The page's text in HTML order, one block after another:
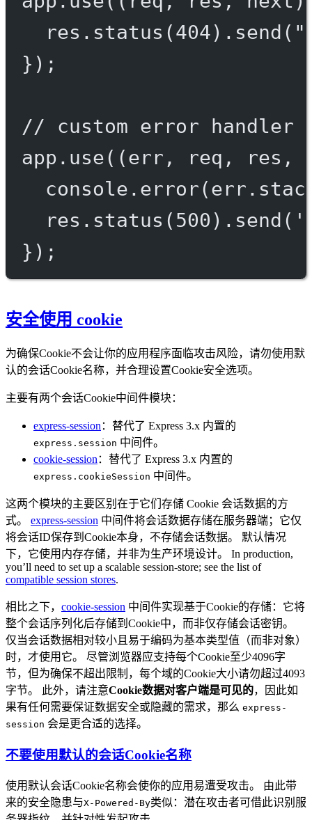
res. status (404). send (
});
// custom error handler
app. use((err , req , res ,
console. error
res. status ( 500 ). send (
});
安全使用 cookie
为确保Cookie不会让你的应用程序面临攻击风险，请勿使用默
认的会话Cookie名称，并合理设置Cookie安全选项。
主要有两个会话Cookie中间件模块：
express-session ：替代了 Express 3.x 内置的
express.session 中间件。
cookie-session ：替代了 Express 3.x 内置的
express.cookieSession 中间件。
这两个模块的主要区别在于它们存储 Cookie 会话数据的方
式。 express-session 中间件将会话数据存储在服务器端；它仅
将会话ID保存到Cookie本身，不存储会话数据。 默认情况
下，它使用内存存储，并非为生产环境设计。 In production,
you’ll need to set up a scalable session-store; see the list of
compatible session stores.
相比之下， cookie-session 中间件实现基于Cookie的存储：它将
整个会话序列化后存储到Cookie中，而非仅存储会话密钥。
仅当会话数据相对较小且易于编码为基本类型值（而非对象）
时，才使用它。 尽管浏览器应支持每个Cookie至少4096字
节，但为确保不超出限制，每个域的Cookie大小请勿超过4093
字节。 此外，请注意Cookie数据对客户端是可见的，因此如
果有任何需要保证数据安全或隐藏的需求，那么 express-
session 会是更合适的选择。
不要使用默认的会话Cookie名称
使用默认会话Cookie名称会使你的应用易遭受攻击。 由此带
来的安全隐患与X-Powered-By类似：潜在攻击者可借此识别服